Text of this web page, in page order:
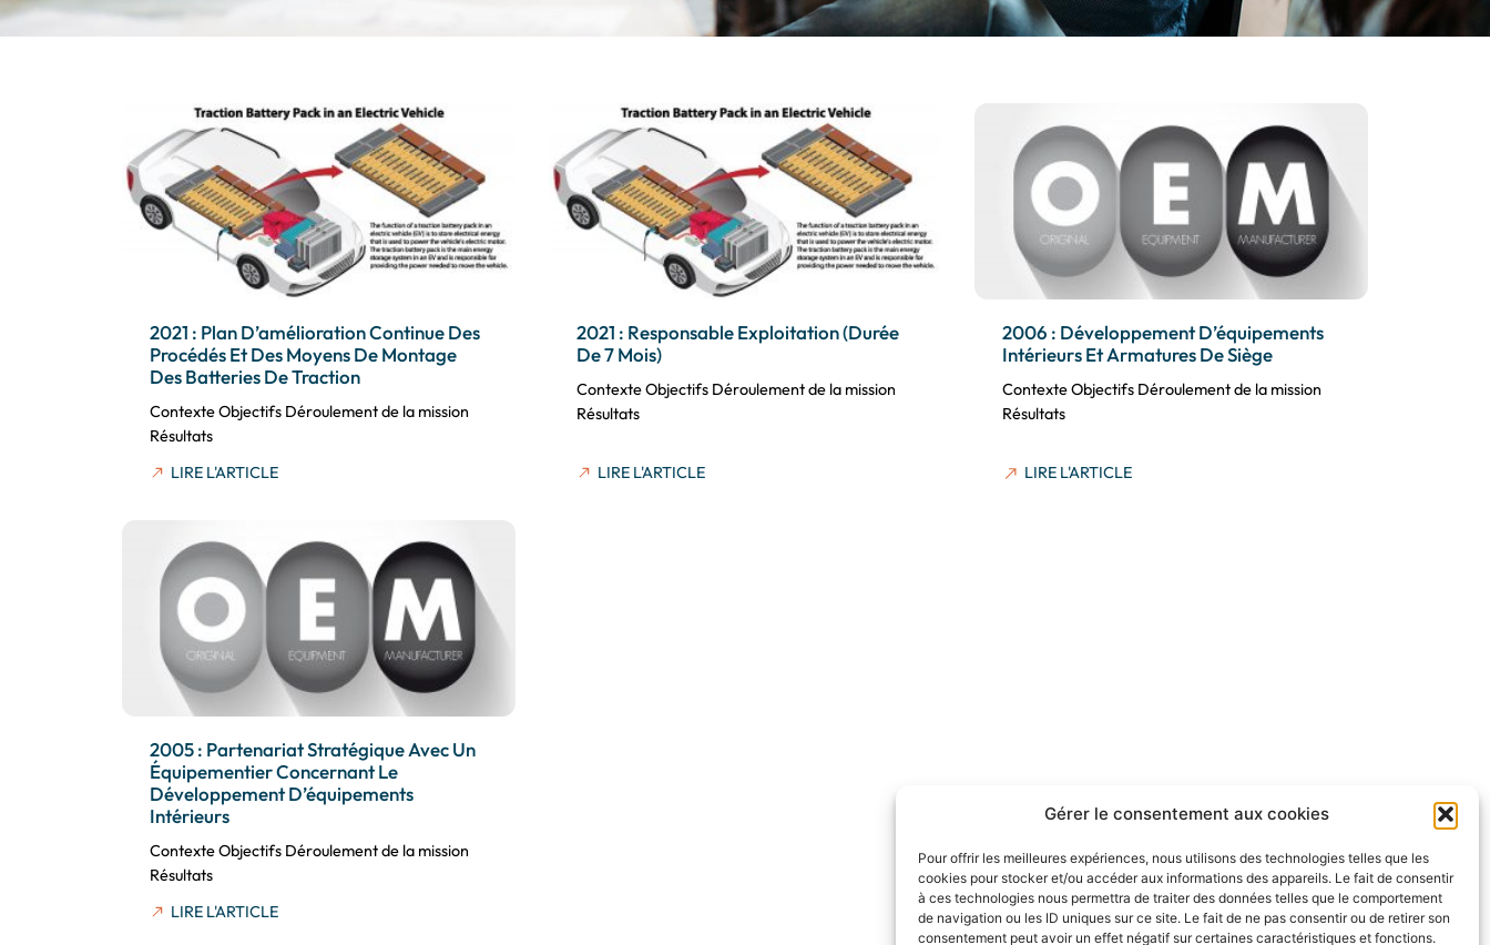
Gérer le consentement aux cookies
Pour offrir les meilleures expériences, nous utilisons des technologies telles que les
cookies pour stocker et/ou accéder aux informations des appareils. Le fait de consentir
à ces technologies nous permettra de traiter des données telles que le comportement
de navigation ou les ID uniques sur ce site. Le fait de ne pas consentir ou de retirer son
consentement peut avoir un effet négatif sur certaines caractéristiques et fonctions.
2021 : Plan D’amélioration Continue Des
Procédés Et Des Moyens De Montage
Des Batteries De Traction
Contexte Objectifs Déroulement de la mission
Résultats
LIRE L'ARTICLE
2021 : Responsable Exploitation (Durée
De 7 Mois)
Contexte Objectifs Déroulement de la mission
Résultats
LIRE L'ARTICLE
2006 : Développement D’équipements
Intérieurs Et Armatures De Siège
Contexte Objectifs Déroulement de la mission
Résultats
LIRE L'ARTICLE
2005 : Partenariat Stratégique Avec Un
Équipementier Concernant Le
Développement D’équipements
Intérieurs
Contexte Objectifs Déroulement de la mission
Résultats
LIRE L'ARTICLE